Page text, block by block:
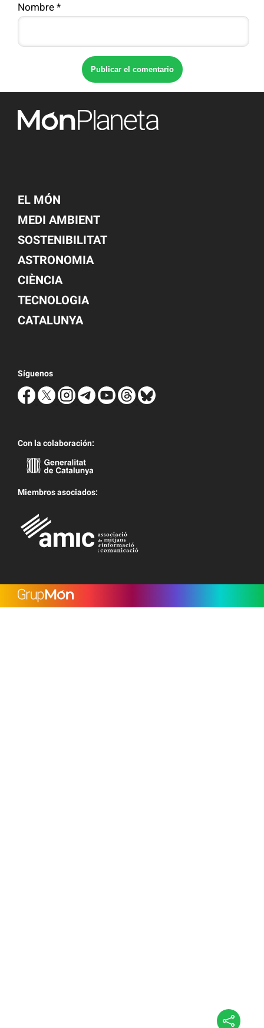
Nombre *
EL MÓN
MEDI AMBIENT
SOSTENIBILITAT
ASTRONOMIA
CIÈNCIA
TECNOLOGIA
CATALUNYA
Síguenos
Con la colaboración:
Miembros asociados: